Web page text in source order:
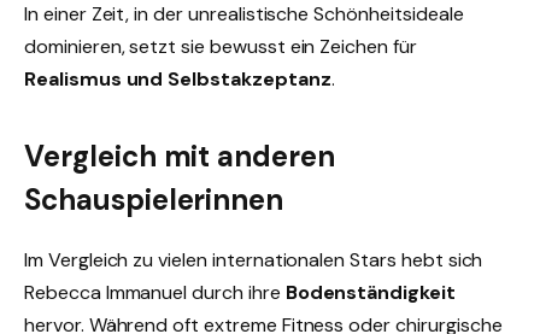
In einer Zeit, in der unrealistische Schönheitsideale
dominieren, setzt sie bewusst ein Zeichen für
Realismus und Selbstakzeptanz.
Vergleich mit anderen
Schauspielerinnen
Im Vergleich zu vielen internationalen Stars hebt sich
Rebecca Immanuel durch ihre Bodenständigkeit
hervor. Während oft extreme Fitness oder chirurgische